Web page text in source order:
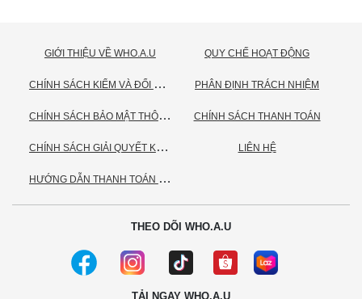
GIỚI THIỆU VỀ WHO.A.U
C
HÍNH SÁCH KIỂM VÀ ĐỔI TRẢ HÀNG
C
HÍNH SÁCH BẢO MẬT THÔNG TIN CÁ NHÂN
C
HÍNH SÁCH GIẢI QUYẾT KHIẾU NẠI
H
ƯỚNG DẪN THANH TOÁN VNPAY
QUY CHẾ HOẠT ĐỘNG
PHÂN ĐỊNH TRÁCH NHIỆM
CHÍNH SÁCH THANH TOÁN
LIÊN HỆ
THEO DÕI WHO.A.U
TẢI NGAY WHO.A.U